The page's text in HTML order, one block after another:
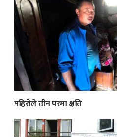
पहिरोले तीन घरमा क्षति